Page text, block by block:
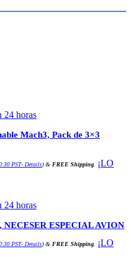
24 horas
Mach3, Pack de 3×3
PST- Details) & FREE Shipping
¡LO
24 horas
ESPECIAL AVION
PST- Details) & FREE Shipping
¡LO